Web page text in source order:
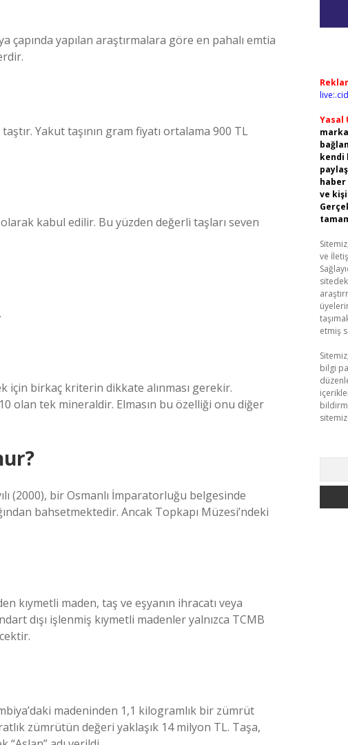
yapılan araştırmalara göre en pahalı emtia
Yakut taşının gram fiyatı ortalama 900 TL
kabul edilir. Bu yüzden değerli taşları seven
için birkaç kriterin dikkate alınması gerekir.
olan tek mineraldir. Elmasın bu özelliği onu diğer
(2000), bir Osmanlı İmparatorluğu belgesinde
bahsetmektedir. Ancak Topkapı Müzesi’ndeki
kıymetli maden, taş ve eşyanın ihracatı veya
dışı işlenmiş kıymetli madenler yalnızca TCMB
madeninden 1,1 kilogramlık bir zümrüt
zümrütün değeri yaklaşık 14 milyon TL. Taşa,
Yasal
kendi
ve
ve
etmiş
bilgi